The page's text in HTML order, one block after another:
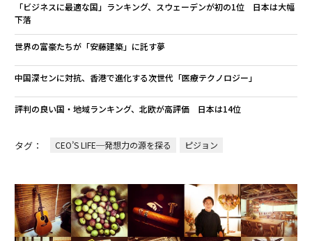
「ビジネスに最適な国」ランキング、スウェーデンが初の1位 日本は大幅
下落
世界の富豪たちが「安藤建築」に託す夢
中国深センに対抗、香港で進化する次世代「医療テクノロジー」
評判の良い国・地域ランキング、北欧が高評価 日本は14位
タグ： CEO’S LIFE─発想力の源を探る ピジョン